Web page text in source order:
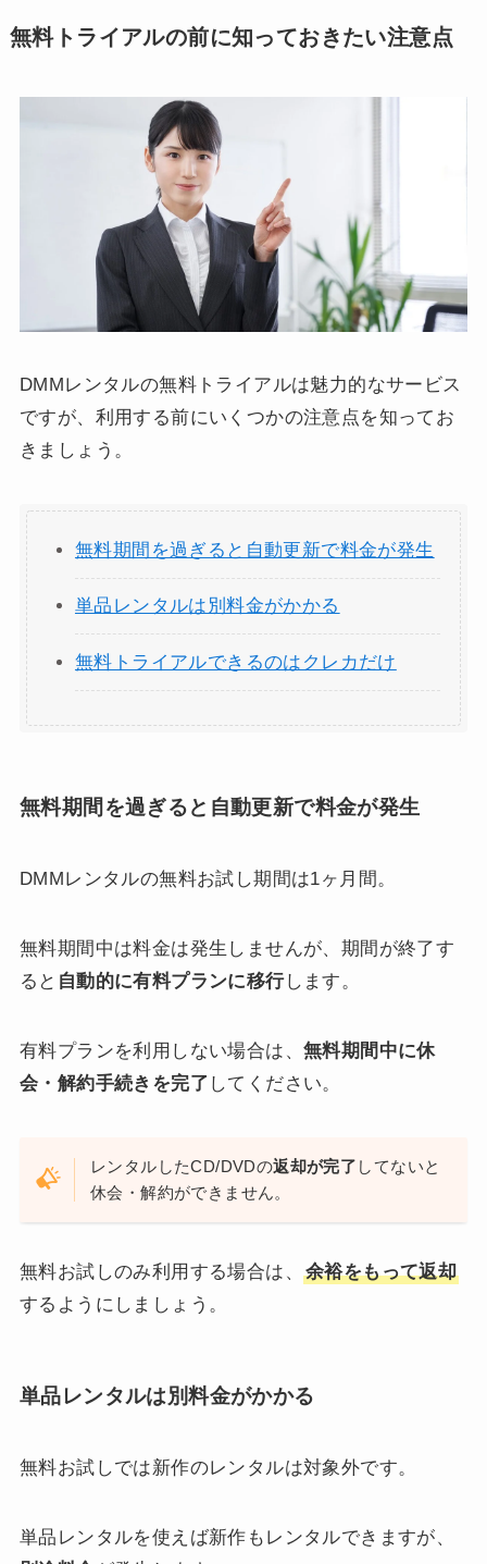
無料トライアルの前に知っておきたい注意点
DMMレンタルの無料トライアルは魅力的なサービス
ですが、利用する前にいくつかの注意点を知ってお
きましょう。
無料期間を過ぎると自動更新で料金が発生
単品レンタルは別料金がかかる
無料トライアルできるのはクレカだけ
無料期間を過ぎると自動更新で料金が発生
DMMレンタルの無料お試し期間は1ヶ月間。
無料期間中は料金は発生しませんが、期間が終了す
ると 自動的に有料プランに移行します。
有料プランを利用しない場合は、 無料期間中に休
会・解約手続きを完了 してください。
レンタルしたCD/DVDの返却が完了 してないと
休会・解約ができません。
無料お試しのみ利用する場合は、
余裕をもって返却
するようにしましょう。
単品レンタルは別料金がかかる
無料お試しでは新作のレンタルは対象外です。
単品レンタルを使えば新作もレンタルできますが、